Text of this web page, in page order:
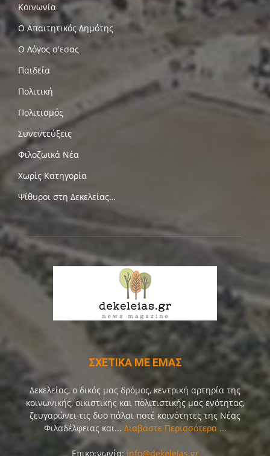
Κοινωνία
Ο Απαιτητικός Δημότης
Ο Λόγος σ'εσας
Παιδεία
Πολιτική
Πολιτισμός
Συνεντεύξεις
Φιλοζωικά Νέα
Χωρίς Κατηγορία
Ψίθυροι στη Δεκελείας…
ΣΧΕΤΙΚΑ ΜΕ ΕΜΑΣ
Δεκελείας, ο δικός μας δρόμος, κεντρική αρτηρία της
κοινωνικής, οικιστικής και πολιτιστικής μας ενότητας,
ζευγαρώνει τις δυο πάλαι ποτέ κοινότητες της Νέας
Φιλαδέλφειας και... Διαβάστε Περισσότερα ...
Επικοινωνία: info@dekeleias.gr